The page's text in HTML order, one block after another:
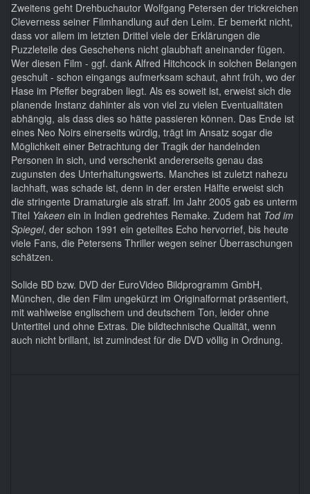
Zweitens geht Drehbuchautor Wolfgang Petersen der trickreichen
Cleverness seiner Filmhandlung auf den Leim. Er bemerkt nicht,
dass vor allem im letzten Drittel viele der Erklärungen die
Puzzleteile des Geschehens nicht glaubhaft aneinander fügen.
Wer diesen Film - ggf. dank Alfred Hitchcock in solchen Belangen
geschult - schon eingangs aufmerksam schaut, ahnt früh, wo der
Hase im Pfeffer begraben liegt. Als es soweit ist, erweist sich die
planende Instanz dahinter als von viel zu vielen Eventualitäten
abhängig, als dass dies so hätte passieren können. Das Ende ist
eines Neo Noirs einerseits würdig, trägt im Ansatz sogar die
Möglichkeit einer Betrachtung der Tragik der handelnden
Personen in sich, und verschenkt andererseits genau das
zugunsten des Unterhaltungswerts. Manches ist zuletzt nahezu
lachhaft, was schade ist, denn in der ersten Hälfte erweist sich
die stringente Dramaturgie als straff. Im Jahr 2005 gab es unterm
Titel Yakeen ein in Indien gedrehtes Remake. Zudem hat Tod im
Spiegel, der schon 1991 ein geteiltes Echo hervorrief, bis heute
viele Fans, die Petersens Thriller wegen seiner Überraschungen
schätzen.
Solide BD bzw. DVD der EuroVideo Bildprogramm GmbH,
München, die den Film ungekürzt im Originalformat präsentiert,
mit wahlweise englischem und deutschem Ton, leider ohne
Untertitel und ohne Extras. Die bildtechnische Qualität, wenn
auch nicht brillant, ist zumindest für die DVD völlig in Ordnung.